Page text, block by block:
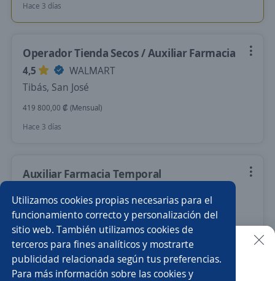
Utilizamos cookies propias necesarias para el
funcionamiento correcto y personalización del
sitio web. También utilizamos cookies de
terceros para fines analíticos y mostrarte
publicidad relacionada según tus preferencias.
Para más información sobre las cookies y
Hace 3 días
Operador Tienda Secos / Auxiliar Farmacia
4,5
WALMART
Tibás, San José
419 800,00 ₡ (Mensual)
Hace 3 días
Auxiliar Farmacia Temporal
Alajuela, Alajuela
440 000,00 ₡ (Mensual)
Hace 4 días
Buscar es más fácil en la app